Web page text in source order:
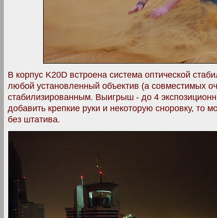
В корпус K20D встроена система оптической
любой установленный объектив (а совместимых
стабилизированным. Выигрыш - до 4
добавить крепкие руки и некоторую сноровку, то
без штатива.